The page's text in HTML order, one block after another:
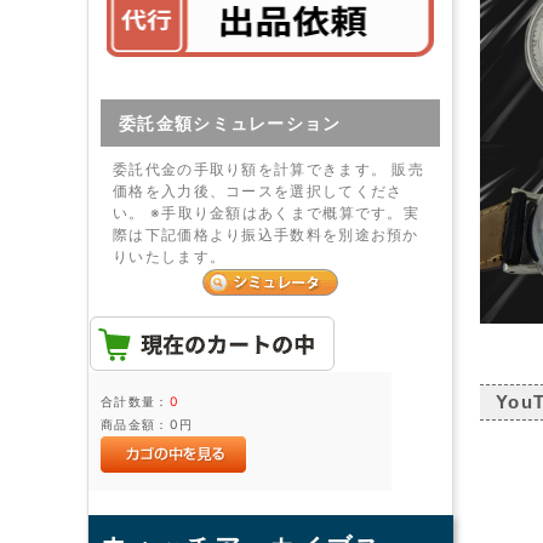
委託金額シミュレーション
委託代金の手取り額を計算できます。 販売
価格を入力後、コースを選択してくださ
い。 ※手取り金額はあくまで概算です。実
際は下記価格より振込手数料を別途お預か
りいたします。
合計数量： 0
商品金額： 0円